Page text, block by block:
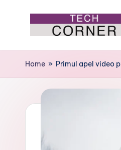
T
e
h
de
Home » Primul apel video